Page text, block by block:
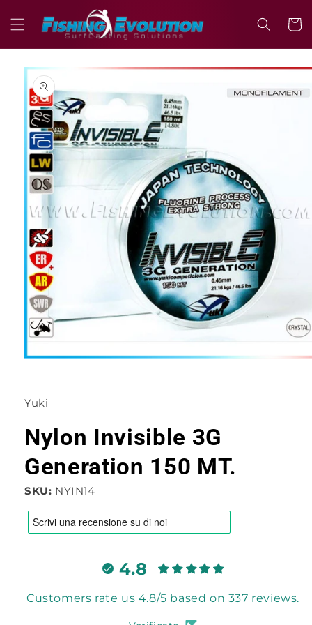
direttamente
ai contenuti
Passa alle
informazioni
sul prodotto
in
Yuki
Nylon Invisible 3G
Generation 150 MT.
SKU: NYIN14
4.8
Customers rate us 4.8/5 based on 337 reviews.